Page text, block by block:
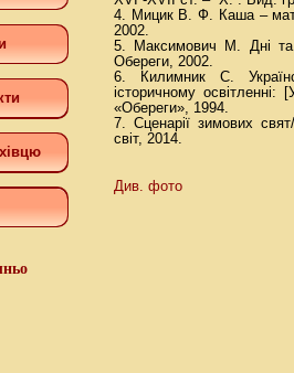
4. Мицик В. Ф. Каша –
2002.
5. Максимович М. Дні та
Обереги, 2002.
6. Килимник С.
історичному
«Обереги», 1994.
7. Сценарії зимових
світ, 2014.
Див. фото